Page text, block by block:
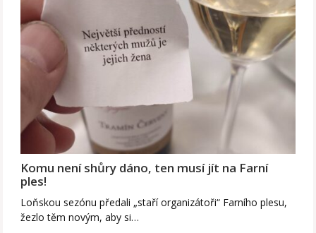
Komu není shůry dáno, ten musí jít na Farní
ples!
Loňskou sezónu předali „staří organizátoři“ Farního plesu,
žezlo těm novým, aby si…